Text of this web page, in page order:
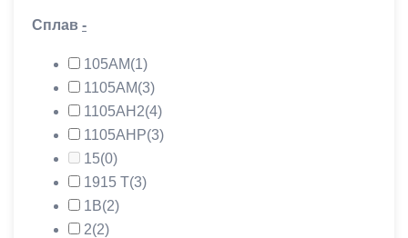
Сплав -
105АМ(1)
1105АМ(3)
1105АН2(4)
1105АНР(3)
15(0)
1915 Т(3)
1В(2)
2(2)